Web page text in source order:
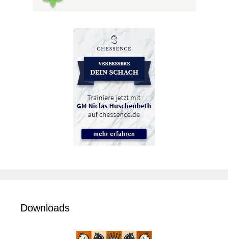
Downloads